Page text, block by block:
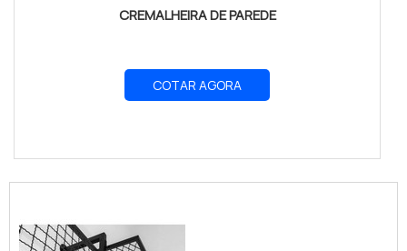
CREMALHEIRA DE PAREDE
COTAR AGORA